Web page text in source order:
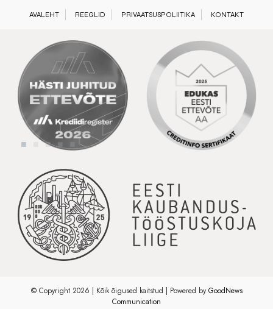
AVALEHT REEGLID PRIVAATSUSPOLIITIKA KONTAKT
© Copyright 2026 | Kõik õigused kaitstud | Powered by GoodNews
Communication